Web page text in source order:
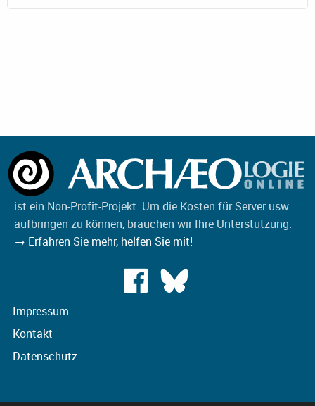
ist ein Non-Profit-Projekt. Um die Kosten für Server usw.
aufbringen zu können, brauchen wir Ihre Unterstützung.
→ Erfahren Sie mehr, helfen Sie mit!
Impressum
Kontakt
Datenschutz